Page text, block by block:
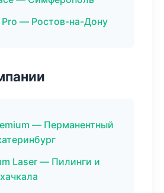
Pro — Ростов-на-Дону
— Перманентный
Laser — Пилинги и